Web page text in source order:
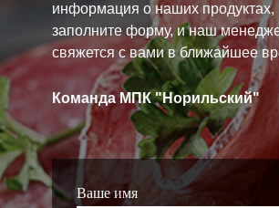
информация о наших продуктах,
заполните форму, и наш
свяжется с вами в ближайшее
Команда МПК "Норильский"
Ваше имя